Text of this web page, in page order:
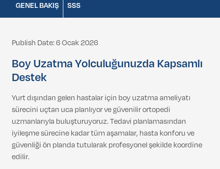
GENEL BAKIŞ SSS
Publish Date: 6 Ocak 2026
Boy Uzatma Yolculuğunuzda Kapsamlı
Destek
Yurt dışından gelen hastalar için boy uzatma ameliyatı
sürecini uçtan uca planlıyor ve güvenilir ortopedi
uzmanlarıyla buluşturuyoruz. Tedavi planlamasından
iyileşme sürecine kadar tüm aşamalar, hasta konforu ve
güvenliği ön planda tutularak profesyonel şekilde koordine
edilir.